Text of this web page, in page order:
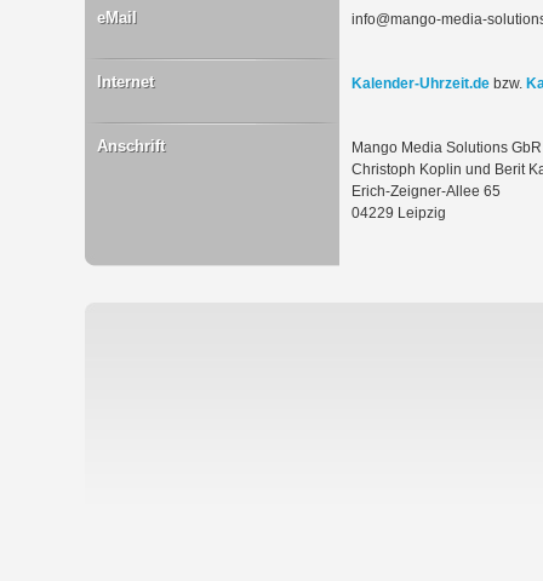
eMail info@mango-media-
Internet Kalender-Uhrzeit.de bzw.
Anschrift
Mango Media Solutions GbR
Christoph Koplin und Berit
Erich-Zeigner-Allee 65
04229 Leipzig